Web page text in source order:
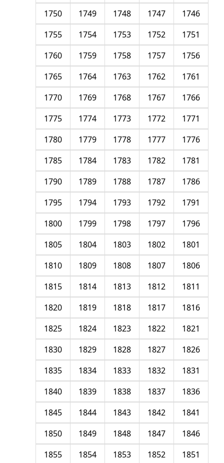
1746
1747
1748
1749
1750
1751
1752
1753
1754
1755
1756
1757
1758
1759
1760
1761
1762
1763
1764
1765
1766
1767
1768
1769
1770
1771
1772
1773
1774
1775
1776
1777
1778
1779
1780
1781
1782
1783
1784
1785
1786
1787
1788
1789
1790
1791
1792
1793
1794
1795
1796
1797
1798
1799
1800
1801
1802
1803
1804
1805
1806
1807
1808
1809
1810
1811
1812
1813
1814
1815
1816
1817
1818
1819
1820
1821
1822
1823
1824
1825
1826
1827
1828
1829
1830
1831
1832
1833
1834
1835
1836
1837
1838
1839
1840
1841
1842
1843
1844
1845
1846
1847
1848
1849
1850
1851
1852
1853
1854
1855